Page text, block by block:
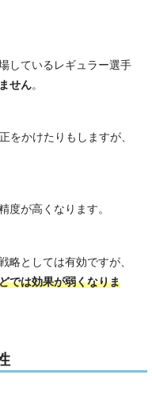
しているレギュラー選手
せん。
をかけたりもしますが、
度が高くなります。
略としては有効ですが、
では効果が弱くなりま